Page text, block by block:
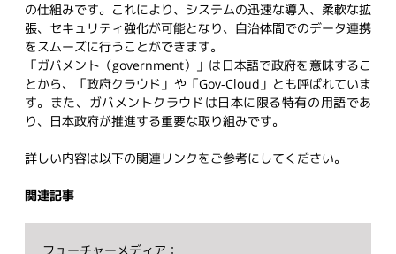
の仕組みです。これにより、システムの迅速な導入、柔軟な拡
張、セキュリティ強化が可能となり、自治体間でのデータ連携
をスムーズに行うことができます。
「ガバメント（government）」は日本語で政府を意味するこ
とから、「政府クラウド」や「Gov-Cloud」とも呼ばれていま
す。また、ガバメントクラウドは日本に限る特有の用語であ
り、日本政府が推進する重要な取り組みです。
詳しい内容は以下の関連リンクをご参考にしてください。
関連記事
フューチャーメディア：